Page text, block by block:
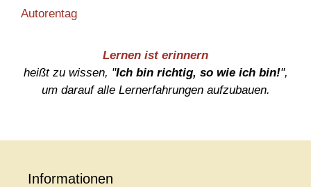
Autorentag
Lernen ist erinnern
heißt zu wissen, "Ich bin richtig, so wie ich bin!",
um darauf alle Lernerfahrungen aufzubauen.
Informationen